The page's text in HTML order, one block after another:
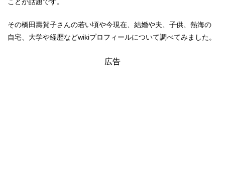
その橋田壽賀子さんの若い頃や今現在、結婚や夫、子供、熱海の
自宅、大学や経歴などwikiプロフィールについて調べてみました。
広告